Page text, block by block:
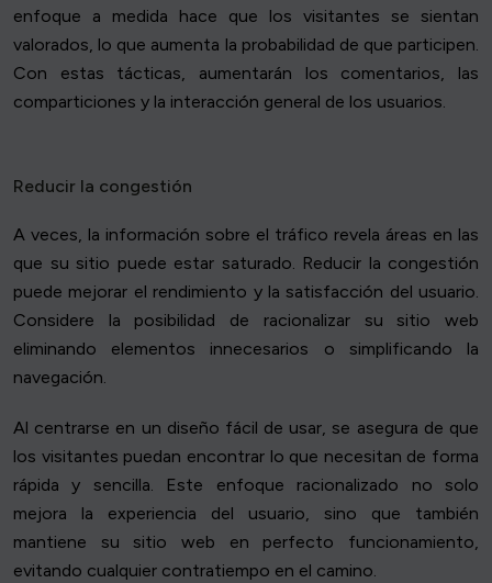
enfoque a medida hace que los visitantes se sientan
valorados, lo que aumenta la probabilidad de que participen.
Con estas tácticas, aumentarán los comentarios, las
comparticiones y la interacción general de los usuarios.
Reducir la congestión
A veces, la información sobre el tráfico revela áreas en las
que su sitio puede estar saturado. Reducir la congestión
puede mejorar el rendimiento y la satisfacción del usuario.
Considere la posibilidad de racionalizar su sitio web
eliminando elementos innecesarios o simplificando la
navegación.
Al centrarse en un diseño fácil de usar, se asegura de que
los visitantes puedan encontrar lo que necesitan de forma
rápida y sencilla. Este enfoque racionalizado no solo
mejora la experiencia del usuario, sino que también
mantiene su sitio web en perfecto funcionamiento,
evitando cualquier contratiempo en el camino.